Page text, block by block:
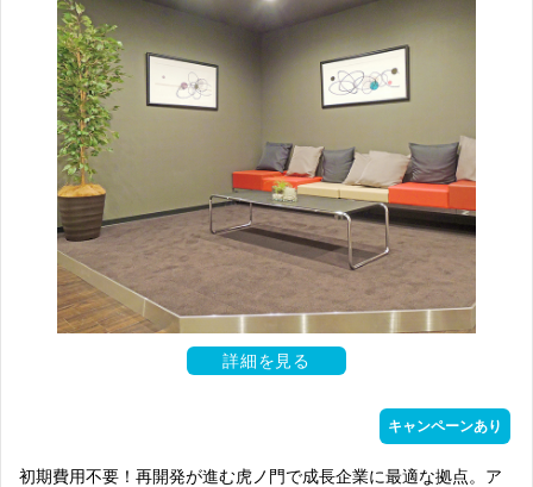
詳細を見る
キャンペーンあり
初期費用不要！再開発が進む虎ノ門で成長企業に最適な拠点。ア